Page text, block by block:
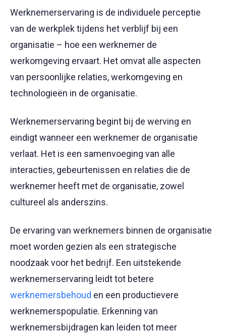
Werknemerservaring is de individuele perceptie
van de werkplek tijdens het verblijf bij een
organisatie – hoe een werknemer de
werkomgeving ervaart. Het omvat alle aspecten
van persoonlijke relaties, werkomgeving en
technologieën in de organisatie.
Werknemerservaring begint bij de werving en
eindigt wanneer een werknemer de organisatie
verlaat. Het is een samenvoeging van alle
interacties, gebeurtenissen en relaties die de
werknemer heeft met de organisatie, zowel
cultureel als anderszins.
De ervaring van werknemers binnen de organisatie
moet worden gezien als een strategische
noodzaak voor het bedrijf. Een uitstekende
werknemerservaring leidt tot betere
werknemersbehoud en een productievere
werknemerspopulatie. Erkenning van
werknemersbijdragen kan leiden tot meer